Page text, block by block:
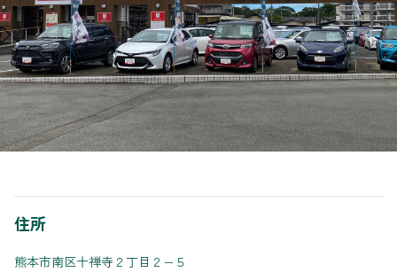
住所
熊本市南区十禅寺２丁目２−５